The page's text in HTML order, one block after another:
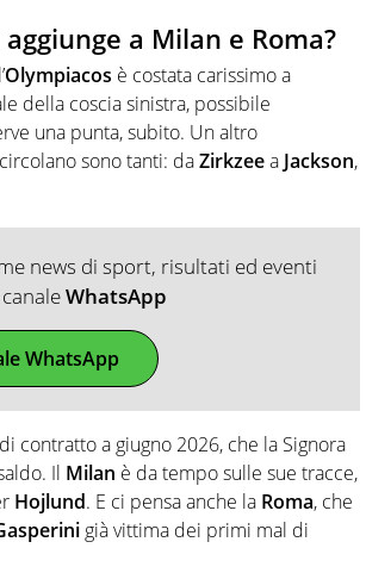
a Milan e Roma?
Olympiacos è costata carissimo a
della coscia sinistra, possibile
una punta, subito. Un altro
sono tanti: daZirkzeea Jackson,
news di sport, risultati ed eventi
WhatsApp
WhatsApp
contratto a giugno 2026, che la Signora
Il Milan è da tempo sulle sue tracce,
Hojlund. E ci pensa anche la Roma, che
già vittima dei primi mal di